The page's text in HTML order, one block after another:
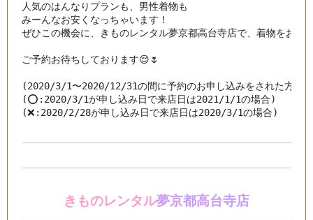
人気のはんなりプランも、男性着物も
みーんなお安くなっちゃいます！
ぜひこの機会に、きものレンタル夢京都高台寺店で、着物をお楽
ご予約お待ちしております😌🌷
(2020/3/1〜2020/12/31の間に予約のお申し込みをされた方が
(⭕️:2020/3/1が申し込み日で来店日は2021/1/1の場合)
(❌:2020/2/28が申し込み日で来店日は2020/3/1の場合)
きものレンタル夢京都高台寺店